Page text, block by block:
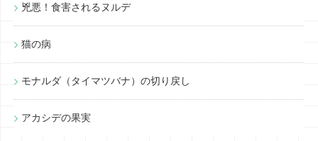
兇悪！食害されるヌルデ
猫の病
モナルダ（タイマツバナ）の切り戻し
アカシデの果実